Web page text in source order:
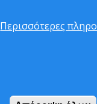
Περισσότερες